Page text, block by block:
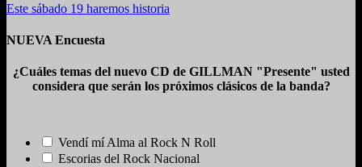
Este sábado 19 haremos historia
NUEVA Encuesta
¿Cuáles temas del nuevo CD de GILLMAN "Presente" usted
considera que serán los próximos clásicos de la banda?
Vendí mí Alma al Rock N Roll
Escorias del Rock Nacional